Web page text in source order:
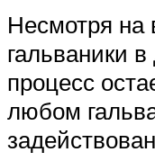
Несмотря на
гальваники
процесс
любом